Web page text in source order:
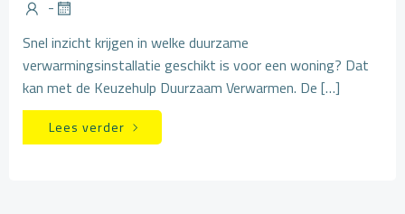
-
Snel inzicht krijgen in welke duurzame
verwarmingsinstallatie geschikt is voor een woning? Dat
kan met de Keuzehulp Duurzaam Verwarmen. De […]
Lees verder